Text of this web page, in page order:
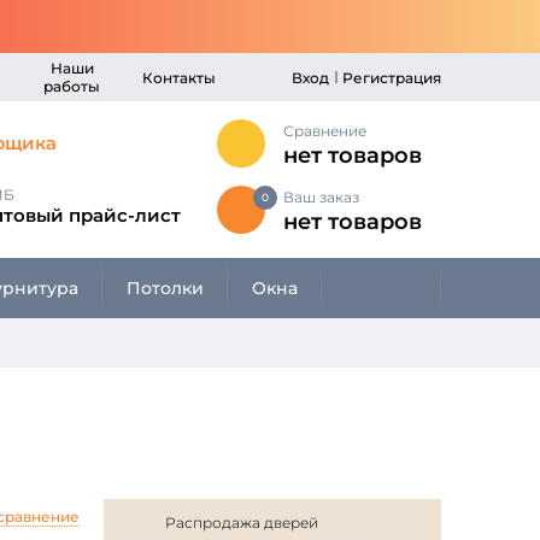
Наши
работы
Контакты Вход Регистрация
Сравнение
нет товаров
прайс-лист
0 Ваш заказ
нет товаров
Потолки Окна
Распродажа дверей